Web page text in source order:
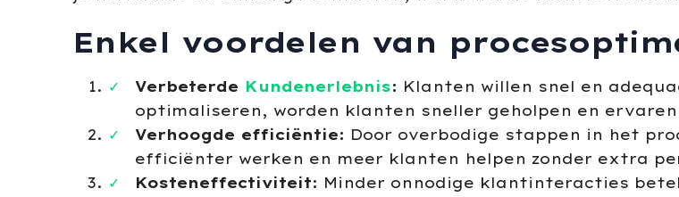
Enkel voordelen van
Verbeterde Kundenerlebnis: Klanten willen snel en
optimaliseren, worden klanten sneller geholpen en
Verhoogde efficiëntie: Door overbodige stappen in het
efficiënter werken en meer klanten helpen zonder extra
Kosteneffectiviteit: Minder onnodige klantinteracties